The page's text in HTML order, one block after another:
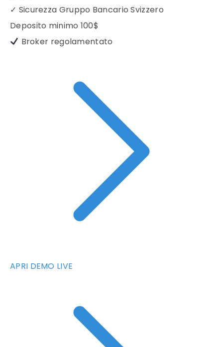
✓ Sicurezza Gruppo Bancario Svizzero
Deposito minimo 100$
Broker regolamentato
APRI DEMO LIVE